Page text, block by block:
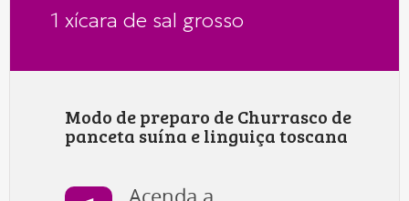
1 xícara de sal grosso
Modo de preparo de Churrasco de
panceta suína e linguiça toscana